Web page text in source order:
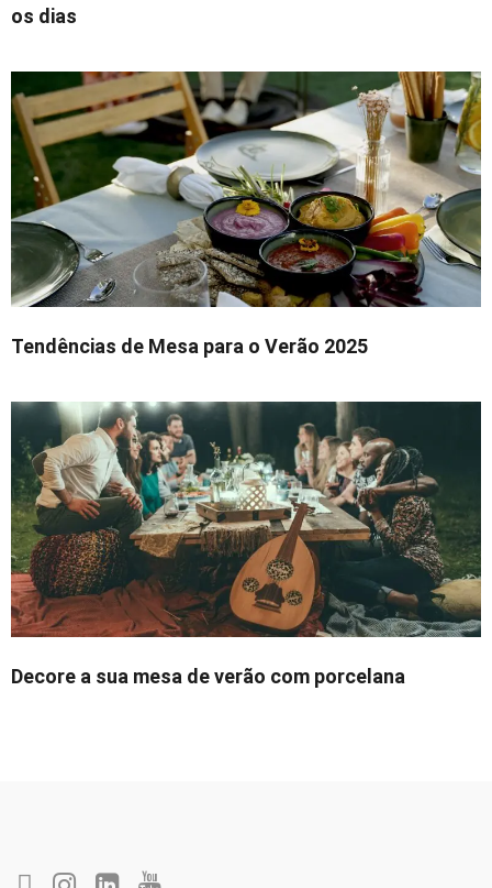
os dias
Tendências de Mesa para o Verão 2025
Decore a sua mesa de verão com porcelana